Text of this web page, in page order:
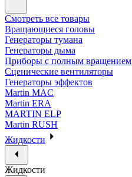
Смотреть все товары
Вращающиеся головы
Генераторы тумана
Генераторы дыма
Приборы с полным вращением
Сценические вентиляторы
Генераторы эффектов
Martin MAC
Martin ERA
MARTIN ELP
Martin RUSH
Жидкости
Жидкости